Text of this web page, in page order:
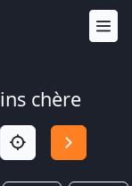
chère